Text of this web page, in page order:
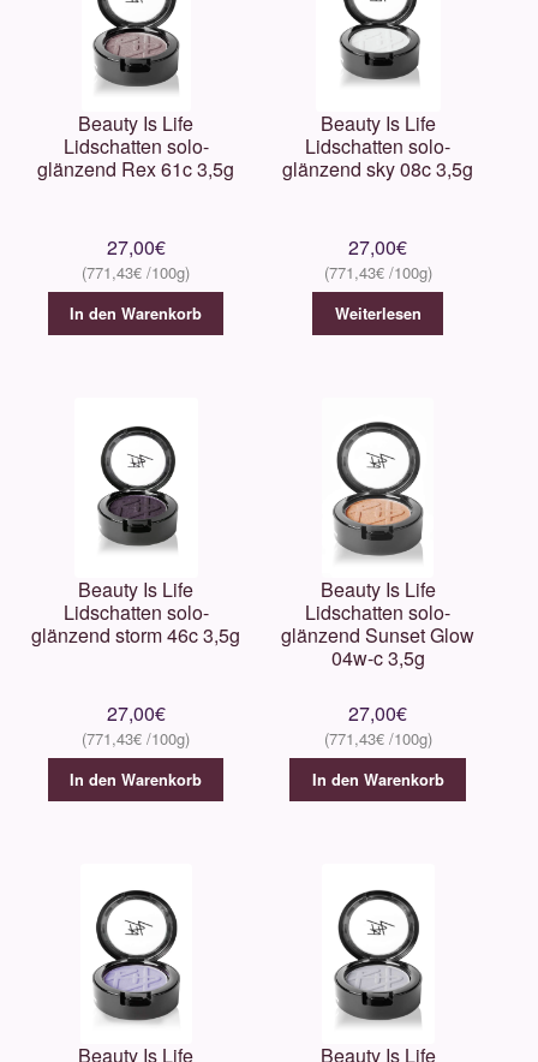
Beauty Is Life
Lidschatten solo-
glänzend Rex 61c 3,5g
27,00€
771,43€
In den Warenkorb
Beauty Is Life
Lidschatten solo-
glänzend sky 08c 3,5g
27,00€
771,43€
Weiterlesen
Beauty Is Life
Lidschatten solo-
glänzend storm 46c 3,5g
27,00€
771,43€
In den Warenkorb
Beauty Is Life
Lidschatten solo-
glänzend Sunset Glow
04w-c 3,5g
27,00€
771,43€
In den Warenkorb
Beauty Is Life
Beauty Is Life